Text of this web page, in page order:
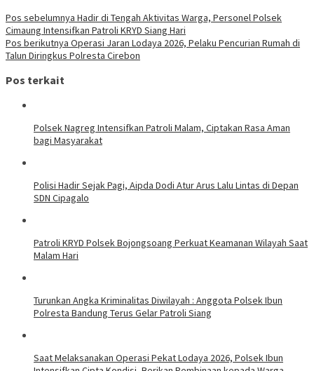
Pos sebelumnya Hadir di Tengah Aktivitas Warga, Personel Polsek
Cimaung Intensifkan Patroli KRYD Siang Hari
Pos berikutnya Operasi Jaran Lodaya 2026, Pelaku Pencurian Rumah di
Talun Diringkus Polresta Cirebon
Pos terkait
Polsek Nagreg Intensifkan Patroli Malam, Ciptakan Rasa Aman
bagi Masyarakat
Polisi Hadir Sejak Pagi, Aipda Dodi Atur Arus Lalu Lintas di Depan
SDN Cipagalo
Patroli KRYD Polsek Bojongsoang Perkuat Keamanan Wilayah Saat
Malam Hari
Turunkan Angka Kriminalitas Diwilayah : Anggota Polsek Ibun
Polresta Bandung Terus Gelar Patroli Siang
Saat Melaksanakan Operasi Pekat Lodaya 2026, Polsek Ibun